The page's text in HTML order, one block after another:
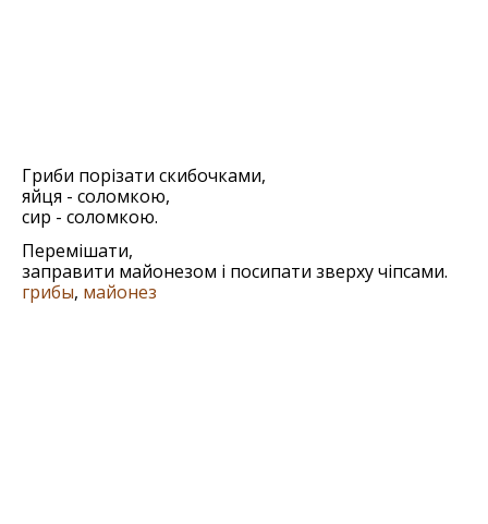
Гриби порізати скибочками,
яйця - соломкою,
сир - соломкою.
Перемішати,
заправити майонезом і посипати зверху чіпсами.
грибы, майонез